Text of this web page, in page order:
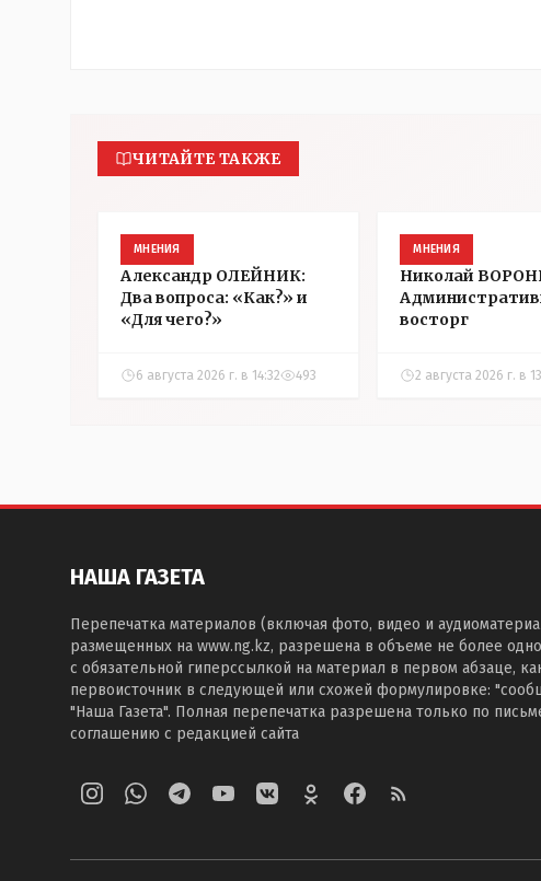
ЧИТАЙТЕ ТАКЖЕ
МНЕНИЯ
Александр ОЛЕЙНИК:
Два вопроса: «Как?» и
«Для чего?»
6 августа 2026 г. в 14:32 493
МНЕНИЯ
Николай
восторг
2 августа 2026 г. в
НАША ГАЗЕТА
Перепечатка материалов (включая фото, видео и
размещенных на www.ng.kz, разрешена в объеме не более
с обязательной гиперссылкой на материал в первом абзаце,
первоисточник в следующей или схожей формулировке:
"Наша Газета". Полная перепечатка разрешена только по
соглашению с редакцией сайта